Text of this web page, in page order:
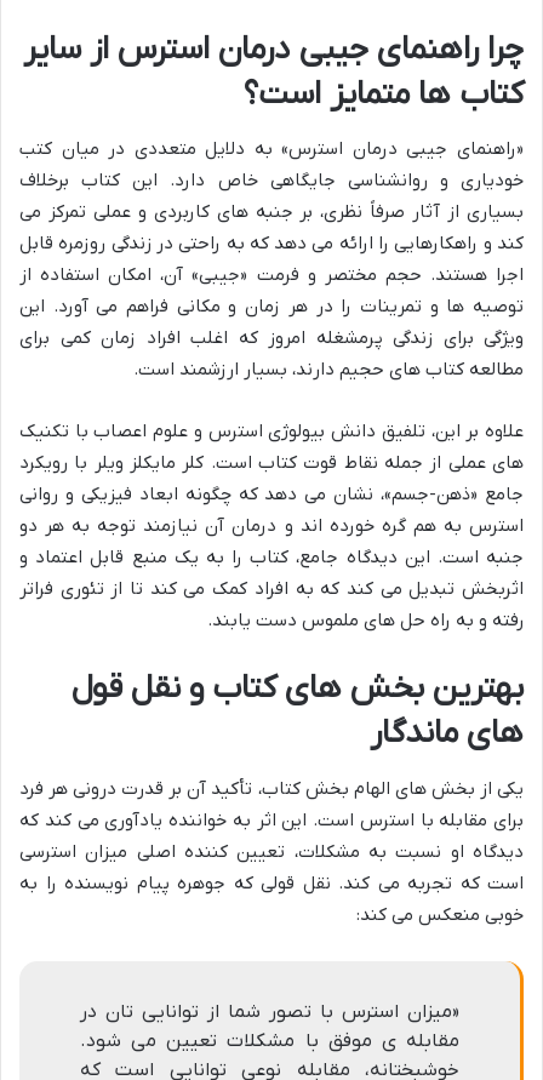
چرا راهنمای جیبی درمان استرس از سایر
کتاب ها متمایز است؟
«راهنمای جیبی درمان استرس» به دلایل متعددی در میان کتب
خودیاری و روانشناسی جایگاهی خاص دارد. این کتاب برخلاف
بسیاری از آثار صرفاً نظری، بر جنبه های کاربردی و عملی تمرکز می
کند و راهکارهایی را ارائه می دهد که به راحتی در زندگی روزمره قابل
اجرا هستند. حجم مختصر و فرمت «جیبی» آن، امکان استفاده از
توصیه ها و تمرینات را در هر زمان و مکانی فراهم می آورد. این
ویژگی برای زندگی پرمشغله امروز که اغلب افراد زمان کمی برای
مطالعه کتاب های حجیم دارند، بسیار ارزشمند است.
علاوه بر این، تلفیق دانش بیولوژی استرس و علوم اعصاب با تکنیک
های عملی از جمله نقاط قوت کتاب است. کلر مایکلز ویلر با رویکرد
جامع «ذهن-جسم»، نشان می دهد که چگونه ابعاد فیزیکی و روانی
استرس به هم گره خورده اند و درمان آن نیازمند توجه به هر دو
جنبه است. این دیدگاه جامع، کتاب را به یک منبع قابل اعتماد و
اثربخش تبدیل می کند که به افراد کمک می کند تا از تئوری فراتر
رفته و به راه حل های ملموس دست یابند.
بهترین بخش های کتاب و نقل قول
های ماندگار
یکی از بخش های الهام بخش کتاب، تأکید آن بر قدرت درونی هر فرد
برای مقابله با استرس است. این اثر به خواننده یادآوری می کند که
دیدگاه او نسبت به مشکلات، تعیین کننده اصلی میزان استرسی
است که تجربه می کند. نقل قولی که جوهره پیام نویسنده را به
خوبی منعکس می کند:
«میزان استرس با تصور شما از توانایی تان در
مقابله ی موفق با مشکلات تعیین می شود.
خوشبختانه، مقابله نوعی توانایی است که